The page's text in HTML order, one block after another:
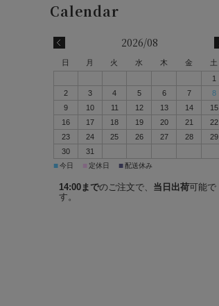
2026/08
日 月 火 水 木 金
土
1
2
3 4 5 6 7
8
9
10 11 12 13 14
15
16
17 18 19 20 21
22
23
24 25 26 27 28
29
30
31
■今日 ■ 定休日 ■配送休み
14:00までのご注文で、 当日出荷可能で
す。